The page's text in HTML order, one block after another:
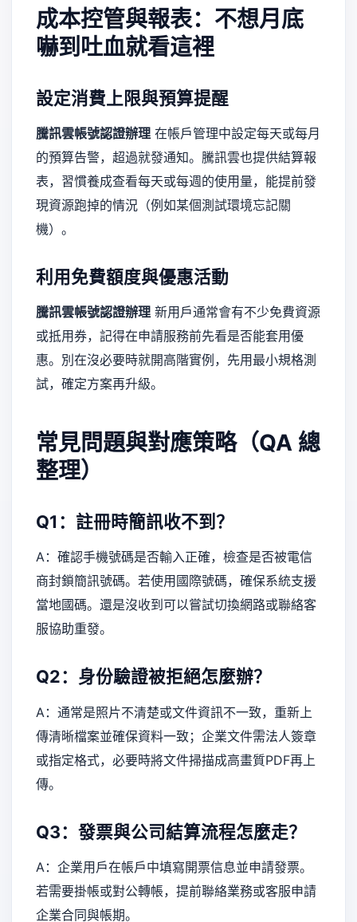
成本控管與報表：不想月底
嚇到吐血就看這裡
設定消費上限與預算提醒
騰訊雲帳號認證辦理 在帳戶管理中設定每天或每月
的預算告警，超過就發通知。騰訊雲也提供結算報
表，習慣養成查看每天或每週的使用量，能提前發
現資源跑掉的情況（例如某個測試環境忘記關
機）。
利用免費額度與優惠活動
騰訊雲帳號認證辦理 新用戶通常會有不少免費資源
或抵用券，記得在申請服務前先看是否能套用優
惠。別在沒必要時就開高階實例，先用最小規格測
試，確定方案再升級。
常見問題與對應策略（QA 總
整理）
Q1：註冊時簡訊收不到？
A：確認手機號碼是否輸入正確，檢查是否被電信
商封鎖簡訊號碼。若使用國際號碼，確保系統支援
當地國碼。還是沒收到可以嘗試切換網路或聯絡客
服協助重發。
Q2：身份驗證被拒絕怎麼辦？
A：通常是照片不清楚或文件資訊不一致，重新上
傳清晰檔案並確保資料一致；企業文件需法人簽章
或指定格式，必要時將文件掃描成高畫質PDF再上
傳。
Q3：發票與公司結算流程怎麼走？
A：企業用戶在帳戶中填寫開票信息並申請發票。
若需要掛帳或對公轉帳，提前聯絡業務或客服申請
企業合同與帳期。